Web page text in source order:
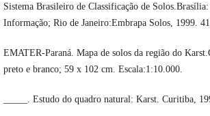
Sistema Brasileiro de Classificação de
Informação; Rio de Janeiro:Embrapa Solos, 1999.
EMATER-Paraná. Mapa de solos da região do
preto e branco; 59 x 102 cm. Escala:1:10.000.
_____. Estudo do quadro natural: Karst. Curitiba,